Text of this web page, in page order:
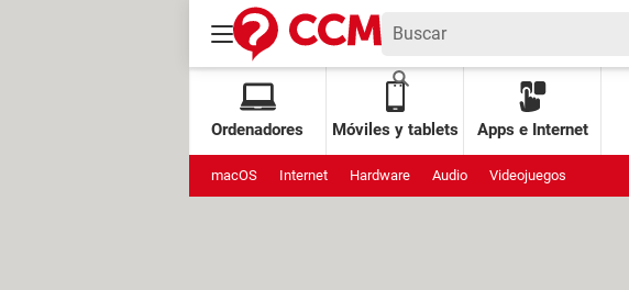
Ordenadores Móviles y tablets Apps e Internet
macOS Internet Hardware Audio Videojuegos